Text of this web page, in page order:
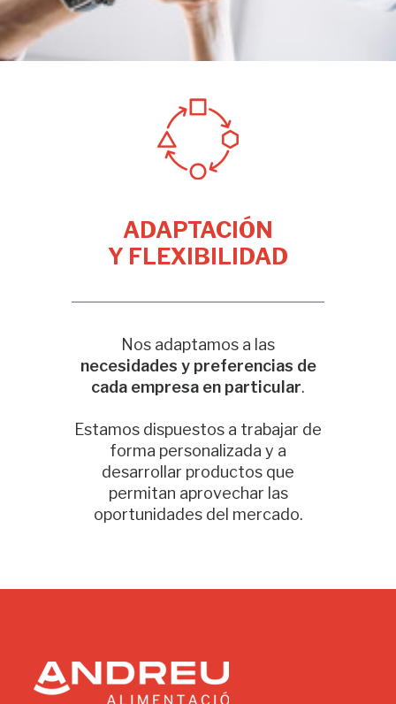
ADAPTACIÓN
Y FLEXIBILIDAD
Nos adaptamos a las
necesidades y preferencias de
cada empresa en particular.
Estamos dispuestos a trabajar de
forma personalizada y a
desarrollar productos que
permitan aprovechar las
oportunidades del mercado.